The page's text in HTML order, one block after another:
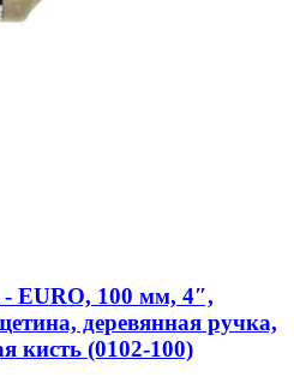
EURO, 100 мм, 4″,
деревянная ручка,
кисть (0102-100)